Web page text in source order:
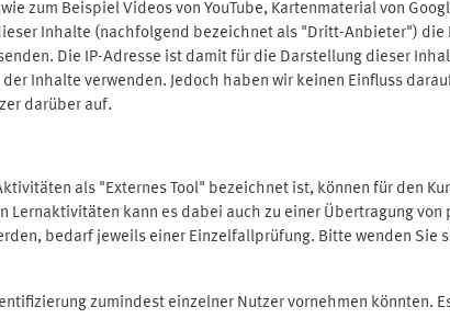
zum Beispiel Videos von YouTube, Kartenmaterial von
Inhalte (nachfolgend bezeichnet als "Dritt-Anbieter") die
Die IP-Adresse ist damit für die Darstellung dieser
Inhalte verwenden. Jedoch haben wir keinen Einfluss
darüber auf.
als "Externes Tool" bezeichnet ist, können für den
kann es dabei auch zu einer Übertragung
bedarf jeweils einer Einzelfallprüfung. Bitte wenden
zumindest einzelner Nutzer vornehmen könnten.